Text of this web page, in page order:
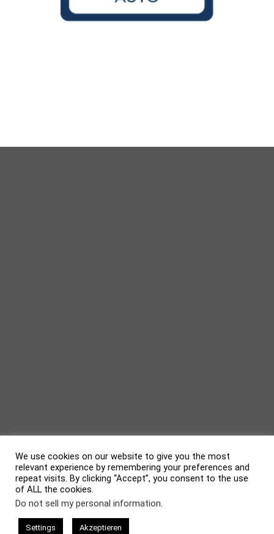
evolvetheme by Theme4Press • Powered by
We use cookies on our website to give you the most
relevant experience by remembering your preferences and
repeat visits. By clicking “Accept”, you consent to the use
of ALL the cookies.
Do not sell my personal information.
Settings Akzeptieren